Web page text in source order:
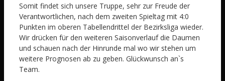
Somit findet sich unsere Truppe, sehr zur Freude der
Verantwortlichen, nach dem zweiten Spieltag mit 4:0
Punkten im oberen Tabellendrittel der Bezirksliga wieder.
Wir drücken für den weiteren Saisonverlauf die Daumen
und schauen nach der Hinrunde mal wo wir stehen um
weitere Prognosen ab zu geben. Glückwunsch an`s
Team.